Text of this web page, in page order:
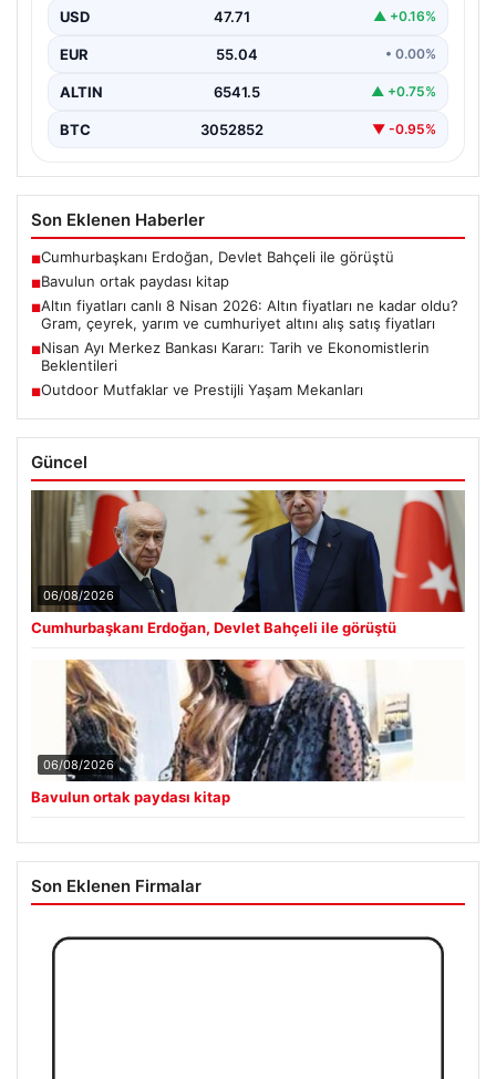
USD 47.71 ▲ +0.16%
EUR 55.04 • 0.00%
ALTIN 6541.5 ▲ +0.75%
BTC 3052852 ▼ -0.95%
Son Eklenen Haberler
■Cumhurbaşkanı Erdoğan, Devlet Bahçeli ile görüştü
■Bavulun ortak paydası kitap
■Altın fiyatları canlı 8 Nisan 2026: Altın fiyatları ne kadar oldu?
Gram, çeyrek, yarım ve cumhuriyet altını alış satış fiyatları
■Nisan Ayı Merkez Bankası Kararı: Tarih ve Ekonomistlerin
Beklentileri
■Outdoor Mutfaklar ve Prestijli Yaşam Mekanları
Güncel
06/08/2026
Cumhurbaşkanı Erdoğan, Devlet Bahçeli ile görüştü
06/08/2026
Bavulun ortak paydası kitap
Son Eklenen Firmalar